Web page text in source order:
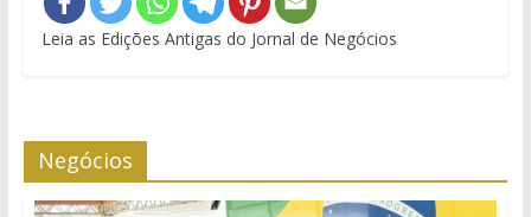
Leia as Edições Antigas do Jornal de Negócios
Negócios